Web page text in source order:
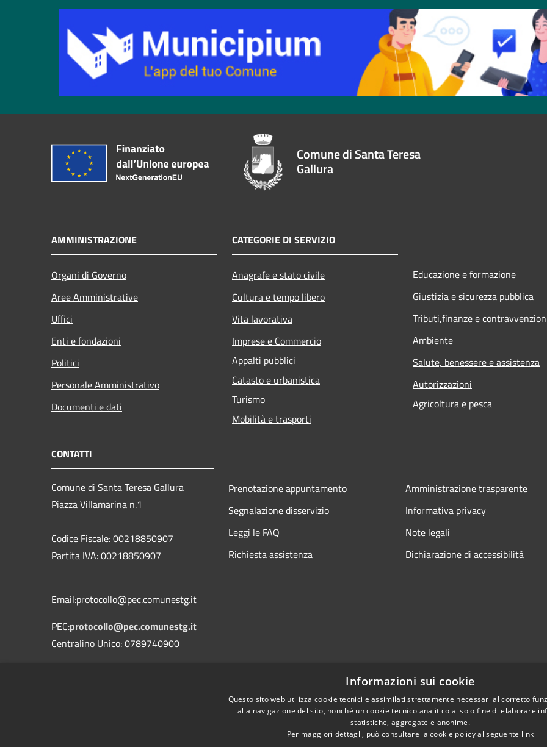
Comune di Santa Teresa
Gallura
AMMINISTRAZIONE
Organi di Governo
Aree Amministrative
Uffici
Enti e fondazioni
Politici
Personale Amministrativo
Documenti e dati
CATEGORIE DI SERVIZIO
Anagrafe e stato civile
Cultura e tempo libero
Vita lavorativa
Imprese e Commercio
Appalti pubblici
Catasto e urbanistica
Turismo
Mobilità e trasporti
Educazione e formazione
Giustizia e sicurezza pubblica
Tributi,finanze e
Ambiente
Salute, benessere e assistenza
Autorizzazioni
Agricoltura e pesca
CONTATTI
Comune di Santa Teresa Gallura
Piazza Villamarina n.1
Codice Fiscale: 00218850907
Partita IVA: 00218850907
Email:protocollo@pec.comunestg.it
PEC:protocollo@pec.comunestg.it
Centralino Unico: 0789740900
Prenotazione appuntamento
Segnalazione disservizio
Leggi le FAQ
Richiesta assistenza
Amministrazione trasparente
Informativa privacy
Note legali
Dichiarazione di accessibilità
Informazioni sui cookie
Questo sito web utilizza cookie tecnici e assimilati strettamente necessari al corretto
alla navigazione del sito, nonché un cookie tecnico analitico al solo fine di elaborare
statistiche, aggregate e anonime.
Per maggiori dettagli, può consultare la cookie policy al seguente link